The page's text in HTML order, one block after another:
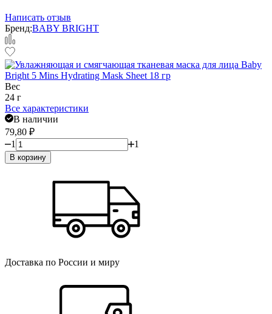
Написать отзыв
Бренд:BABY BRIGHT
Вес
24 г
Все характеристики
В наличии
79,80 ₽
1
1
В корзину
Доставка по России и миру